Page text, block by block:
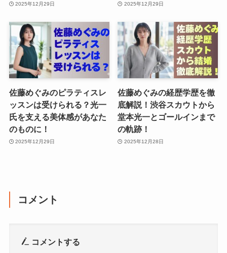
2025年12月29日 2025年12月29日
佐藤めぐみのピラティスレ
ッスンは受けられる？光一
氏を支える美体感があなた
のものに！
2025年12月29日
佐藤めぐみの経歴学歴を徹
底解説！渋谷スカウトから
堂本光一とゴールインまで
の軌跡！
2025年12月28日
コメント
コメントする